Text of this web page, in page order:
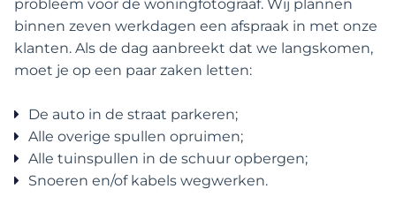
probleem voor de woningfotograaf. Wij plannen
binnen zeven werkdagen een afspraak in met onze
klanten. Als de dag aanbreekt dat we langskomen,
moet je op een paar zaken letten:
De auto in de straat parkeren;
Alle overige spullen opruimen;
Alle tuinspullen in de schuur opbergen;
Snoeren en/of kabels wegwerken.